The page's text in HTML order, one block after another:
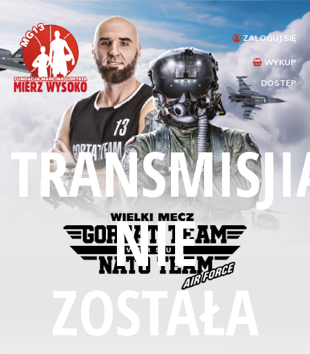
ZALOGUJ SIĘ
WYKUP
DOSTĘP
NIE
ZOSTAŁA